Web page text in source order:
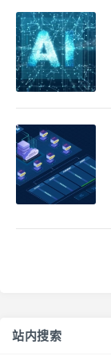
站内搜索